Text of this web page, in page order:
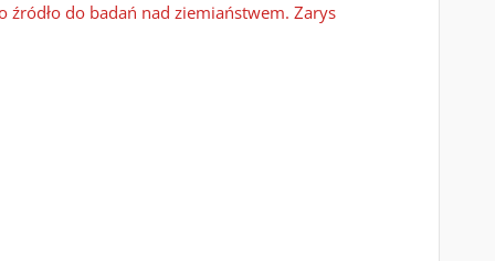
do badań nad ziemiaństwem. Zarys